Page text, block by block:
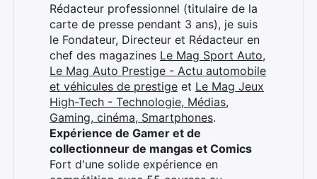
Rédacteur professionnel (titulaire de la
carte de presse pendant 3 ans), je suis
le Fondateur, Directeur et Rédacteur en
chef des magazines Le Mag Sport Auto,
Le Mag Auto Prestige - Actu automobile
et véhicules de prestige et Le Mag Jeux
High-Tech - Technologie, Médias,
Gaming, cinéma, Smartphones.
Expérience de Gamer et de
collectionneur de mangas et Comics
Fort d'une solide expérience en
Rechercher
: